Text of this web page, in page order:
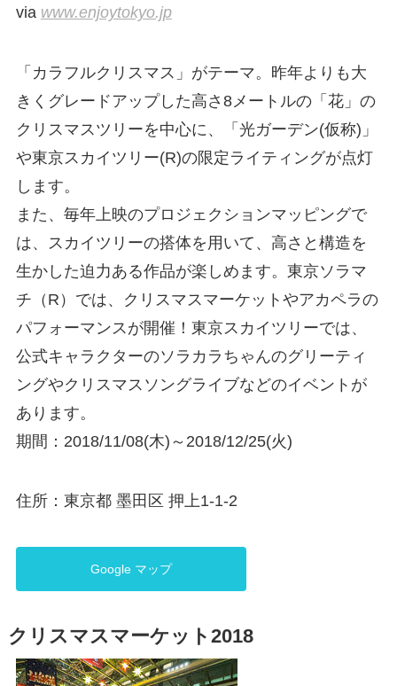
via www.enjoytokyo.jp
「カラフルクリスマス」がテーマ。昨年よりも大
きくグレードアップした高さ8メートルの「花」の
クリスマスツリーを中心に、「光ガーデン(仮称)」
や東京スカイツリー(R)の限定ライティングが点灯
します。
また、毎年上映のプロジェクションマッピングで
は、スカイツリーの搭体を用いて、高さと構造を
生かした迫力ある作品が楽しめます。東京ソラマ
チ（R）では、クリスマスマーケットやアカペラの
パフォーマンスが開催！東京スカイツリーでは、
公式キャラクターのソラカラちゃんのグリーティ
ングやクリスマスソングライブなどのイベントが
あります。
期間：2018/11/08(木)～2018/12/25(火)
住所：東京都 墨田区 押上1-1-2
Google マップ
クリスマスマーケット2018